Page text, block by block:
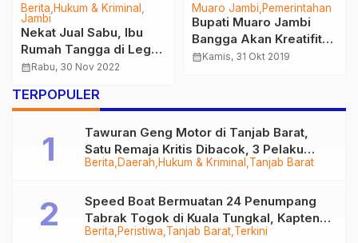
Berita Hukum & Kriminal
Jambi
Nekat Jual Sabu, Ibu
Rumah Tangga di Legok
Ditangkap Sat
Jambi
calendar_monthRabu, 30 Nov 2022
Muaro Jambi Pemerintahan
Bupati Muaro Jambi
Bangga Akan Kreatifitas
Warga Desa Rantau
Penyebrangan
calendar_monthKamis, 31 Okt 2019
TERPOPULER
Berita Daerah Hukum & Kriminal Tanjab Barat
Tawuran Geng Motor di Tanjab Barat,
Satu Remaja Kritis Dibacok, 3 Pelaku
Ditangkap
Berita Peristiwa Tanjab Barat Terkini
Speed Boat Bermuatan 24 Penumpang
Tabrak Togok di Kuala Tungkal, Kapten
Sempat Hilang